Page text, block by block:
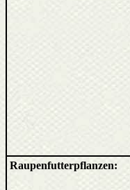
Raupenfutterpflanzen: